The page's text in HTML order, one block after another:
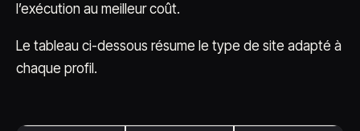
l’exécution au meilleur coût.
Le tableau ci-dessous résume le type de site adapté à
chaque profil.